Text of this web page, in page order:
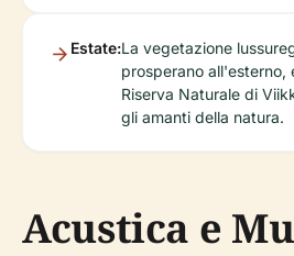
Estate:La vegetazione
prosperano all'esterno,
Riserva Naturale di
gli amanti della natura.
Acustica e